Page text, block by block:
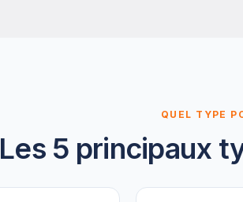
QUEL TYPE
Les 5 principaux